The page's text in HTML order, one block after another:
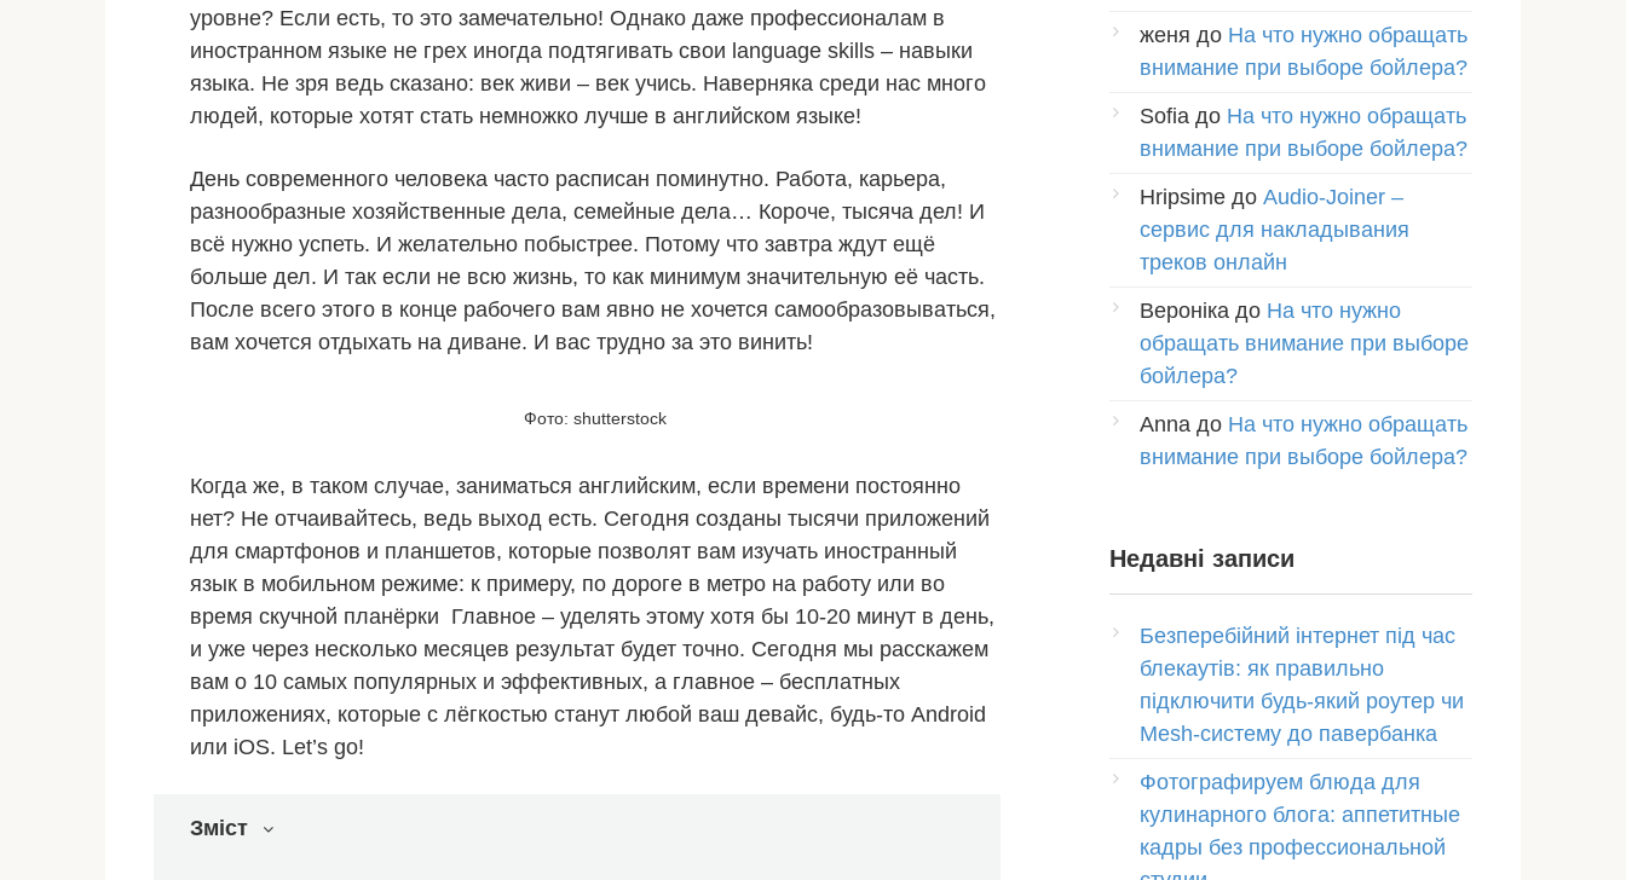
уровне? Если есть, то это замечательно! Однако даже профессионалам в
иностранном языке не грех иногда подтягивать свои language skills – навыки
языка. Не зря ведь сказано: век живи – век учись. Наверняка среди нас много
людей, которые хотят стать немножко лучше в английском языке!
День современного человека часто расписан поминутно. Работа, карьера,
разнообразные хозяйственные дела, семейные дела… Короче, тысяча дел! И
всё нужно успеть. И желательно побыстрее. Потому что завтра ждут ещё
больше дел. И так если не всю жизнь, то как минимум значительную её часть.
После всего этого в конце рабочего вам явно не хочется самообразовываться,
вам хочется отдыхать на диване. И вас трудно за это винить!
Фото: shutterstock
Когда же, в таком случае, заниматься английским, если времени постоянно
нет? Не отчаивайтесь, ведь выход есть. Сегодня созданы тысячи приложений
для смартфонов и планшетов, которые позволят вам изучать иностранный
язык в мобильном режиме: к примеру, по дороге в метро на работу или во
время скучной планёрки Главное – уделять этому хотя бы 10-20 минут в день,
и уже через несколько месяцев результат будет точно. Сегодня мы расскажем
вам о 10 самых популярных и эффективных, а главное – бесплатных
приложениях, которые с лёгкостью станут любой ваш девайс, будь-то Android
или iOS. Let’s go!
Зміст
женя до На что нужно обращать
внимание при выборе бойлера?
Sofia до На что нужно обращать
внимание при выборе бойлера?
Hripsime до Audio-Joiner –
сервис для накладывания
треков онлайн
Вероніка до На что нужно
обращать внимание при выборе
бойлера?
Anna до На что нужно обращать
внимание при выборе бойлера?
Недавні записи
Безперебійний інтернет під час
блекаутів: як правильно
підключити будь-який роутер чи
Mesh-систему до павербанка
Фотографируем блюда для
кулинарного блога: аппетитные
кадры без профессиональной